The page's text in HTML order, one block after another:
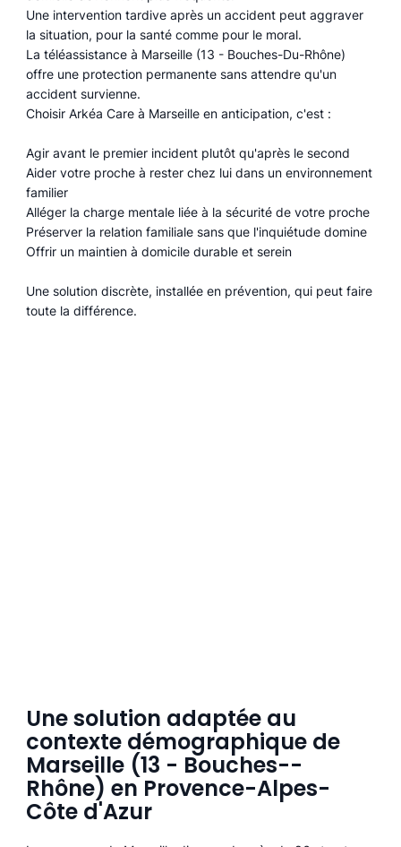
Une intervention tardive après un accident peut aggraver
la situation, pour la santé comme pour le moral.
La téléassistance à Marseille (13 - Bouches-Du-Rhône)
offre une protection permanente sans attendre qu'un
accident survienne.
Choisir Arkéa Care à Marseille en anticipation, c'est :
Agir avant le premier incident plutôt qu'après le second
Aider votre proche à rester chez lui dans un environnement
familier
Alléger la charge mentale liée à la sécurité de votre proche
Préserver la relation familiale sans que l'inquiétude domine
Offrir un maintien à domicile durable et serein
Une solution discrète, installée en prévention, qui peut faire
toute la différence.
Une solution adaptée au
contexte démographique de
Marseille (13 - Bouches--
Rhône) en Provence-Alpes-
Côte d'Azur